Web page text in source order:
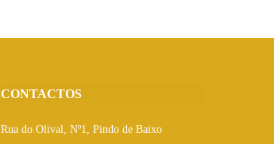
CONTACTOS
Rua do Olival, Nº1, Pindo de Baixo